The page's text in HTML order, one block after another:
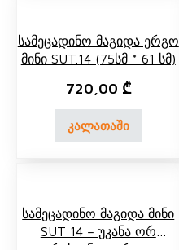
Სამეცადინო Მაგიდა Ერგო
Მინი SUT.14 (75სმ * 61 Სმ)
720,00 ₾
კალათაში
Სამეცადინო Მაგიდა Მინი
SUT 14 – Უკანა Ორ